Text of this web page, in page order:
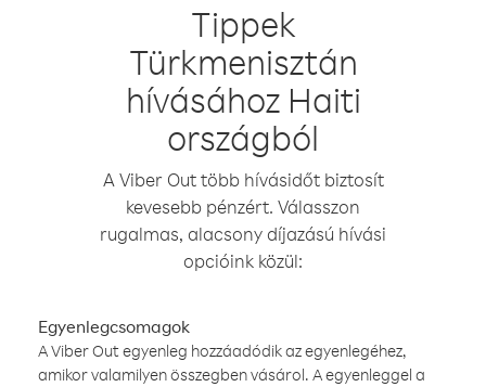
Tippek
Türkmenisztán
hívásához Haiti
országból
A Viber Out több hívásidőt biztosít
kevesebb pénzért. Válasszon
rugalmas, alacsony díjazású hívási
opcióink közül:
Egyenlegcsomagok
A Viber Out egyenleg hozzáadódik az egyenlegéhez,
amikor valamilyen összegben vásárol. A egyenleggel a